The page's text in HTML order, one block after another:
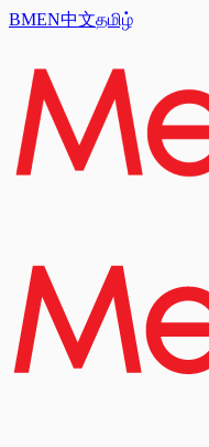
BMEN中文தமிழ்